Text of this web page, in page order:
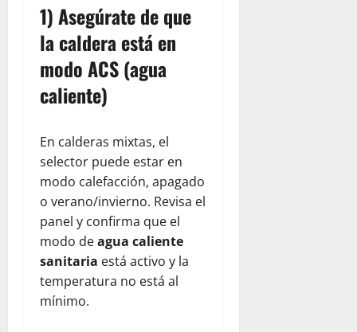
1) Asegúrate de que
la caldera está en
modo ACS (agua
caliente)
En calderas mixtas, el
selector puede estar en
modo calefacción, apagado
o verano/invierno. Revisa el
panel y confirma que el
modo deagua caliente
sanitaria está activo y la
temperatura no está al
mínimo.